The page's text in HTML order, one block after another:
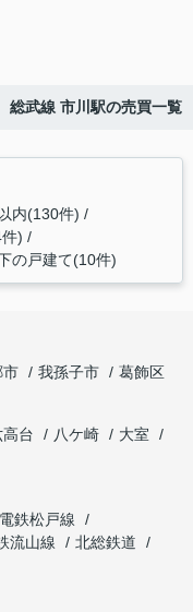
総武線 市川駅の売買一覧
内(130件)
)
の戸建て(10件)
市 我孫子市
葛飾区
高台 八ケ崎
大室
鉄松戸線
流山線
北総鉄道